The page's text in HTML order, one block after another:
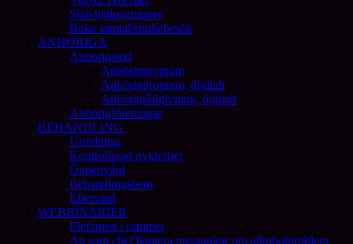
Självhjälpsgrupper
Boka samtal/studiebesök
ANHÖRIGA
Anhörigstöd
Anhörigprogram
Anhörigprogram, digitalt
Anhörigrådgivning, digitalt
Anhörigföreningar
BEHANDLING
Utredning
Kontrollerad nykterhet
Öppenvård
Behandlingshem
Eftervård
WEBBINARIER
Elefanten i rummet
Att som chef hantera misstankar om alkoholproblem